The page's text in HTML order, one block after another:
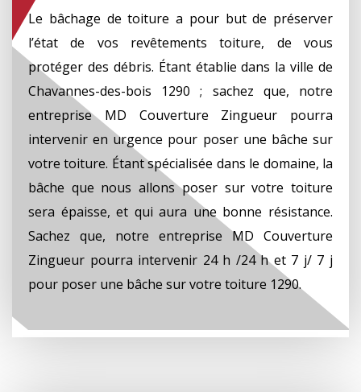
Le bâchage de toiture a pour but de préserver
l’état de vos revêtements toiture, de vous
protéger des débris. Étant établie dans la ville de
Chavannes-des-bois 1290 ; sachez que, notre
entreprise MD Couverture Zingueur pourra
intervenir en urgence pour poser une bâche sur
votre toiture. Étant spécialisée dans le domaine, la
bâche que nous allons poser sur votre toiture
sera épaisse, et qui aura une bonne résistance.
Sachez que, notre entreprise MD Couverture
Zingueur pourra intervenir 24 h /24 h et 7 j/ 7 j
pour poser une bâche sur votre toiture 1290.